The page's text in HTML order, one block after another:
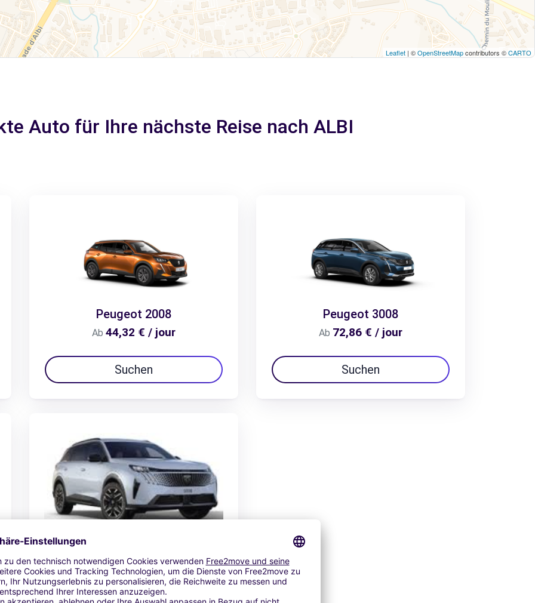
Leaflet | ©OpenStreetMapcontributors ©CARTO
Auto für Ihre nächste Reise nach ALBI
Peugeot 2008
Ab 44,32 € / jour
Suchen
Peugeot 3008
Ab 72,86 € / jour
Suchen
Peugeot 5008 hybrid
Ab 81,21 € / jour